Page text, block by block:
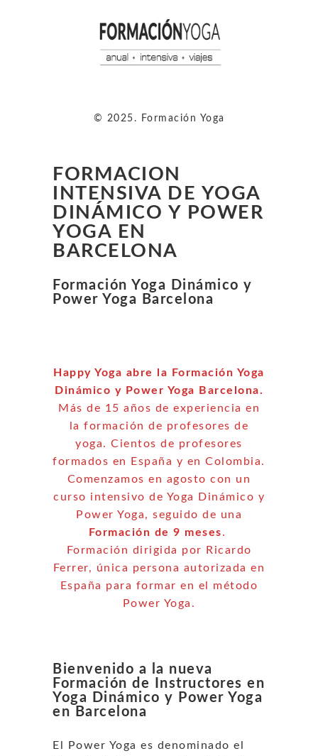
© 2025. Formación Yoga
FORMACION
INTENSIVA DE YOGA
DINÁMICO Y POWER
YOGA EN
BARCELONA
Formación Yoga Dinámico y
Power Yoga Barcelona
Happy Yoga abre la Formación Yoga
Dinámico y Power Yoga Barcelona.
Más de 15 años de experiencia en
la formación de profesores de
yoga. Cientos de profesores
formados en España y en Colombia.
Comenzamos en agosto con un
curso intensivo de Yoga Dinámico y
Power Yoga, seguido de una
Formación de 9 meses.
Formación dirigida por Ricardo
Ferrer, única persona autorizada en
España para formar en el método
Power Yoga.
Bienvenido a la nueva
Formación de Instructores en
Yoga Dinámico y Power Yoga
en Barcelona
El Power Yoga es denominado el